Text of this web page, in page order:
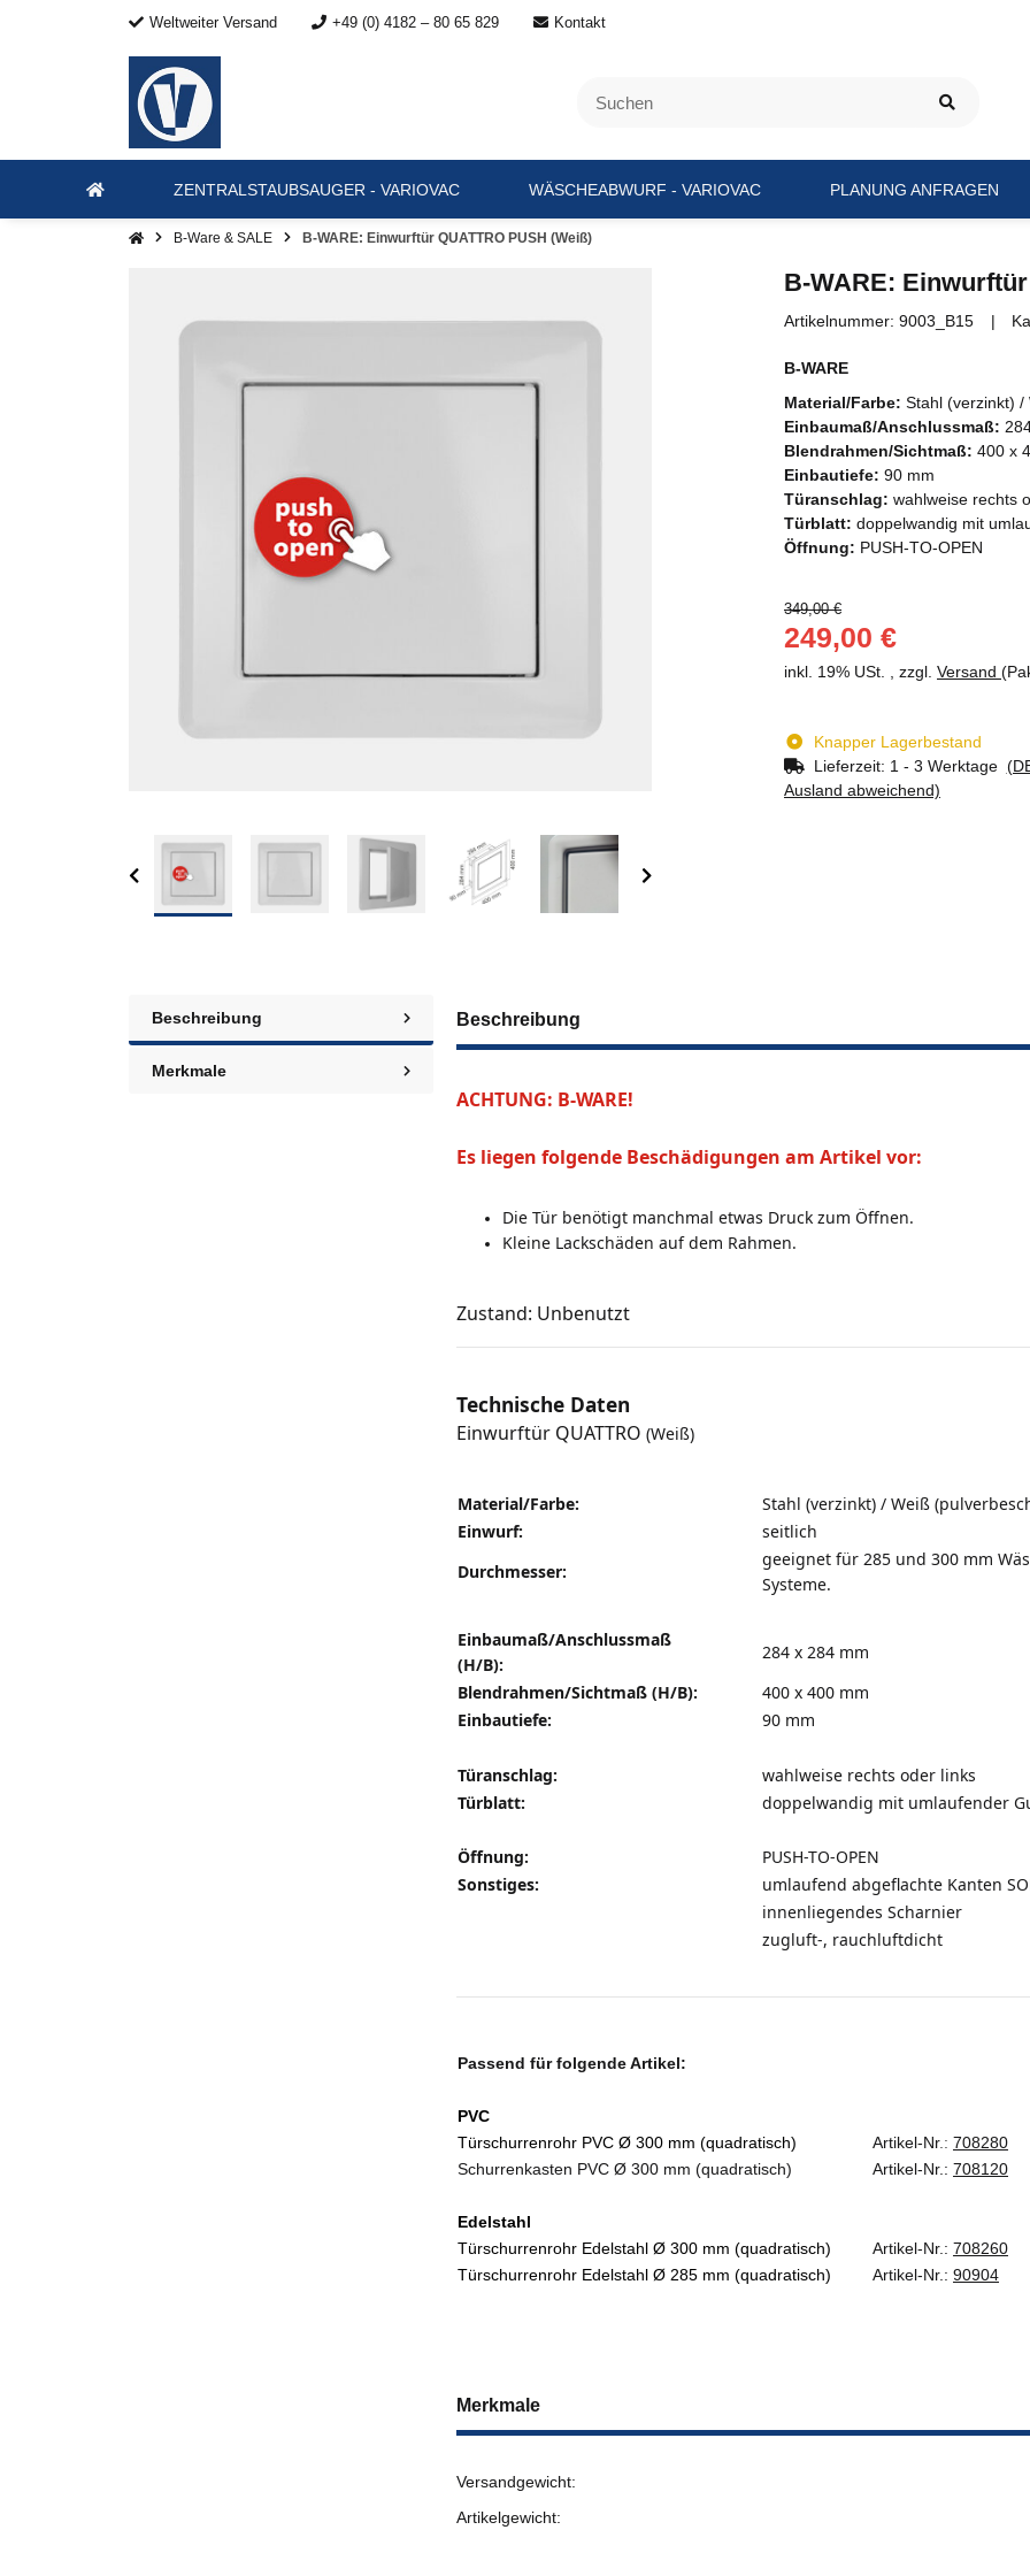
Weltweiter Versand +49 (0) 4182 – 80 65 829 Kontakt
ZENTRALSTAUBSAUGER - VARIOVAC WÄSCHEABWURF - VARIOVAC PLANUNG ANFRAGEN
B-Ware & SALE B-WARE: Einwurftür QUATTRO PUSH (Weiß)
B-WARE:
Artikelnummer: 9003_B15
B-WARE
Material/Farbe: Stahl (verzinkt) /
Einbaumaß/Anschlussmaß:
Blendrahmen/Sichtmaß: 400 x
Einbautiefe: 90 mm
Türanschlag: wahlweise rechts
Türblatt: doppelwandig mit
Öffnung: PUSH-TO-OPEN
349,00 €
249,00 €
inkl. 19% USt. , zzgl. Versand
Knapper Lagerbestand
Lieferzeit: 1 - 3 Werktage
Ausland abweichend)
Beschreibung
Merkmale
Beschreibung
ACHTUNG: B-WARE!
Es liegen folgende Beschädigungen am Artikel vor:
Die Tür benötigt manchmal etwas Druck zum Öffnen.
Kleine Lackschäden auf dem Rahmen.
Zustand: Unbenutzt
Technische Daten
Einwurftür QUATTRO (Weiß)
Material/Farbe:
Stahl (verzinkt) / Weiß
Einwurf:
seitlich
Durchmesser:
geeignet für 285 und 300 mm
Systeme.
Einbaumaß/Anschlussmaß
(H/B):
284 x 284 mm
Blendrahmen/Sichtmaß (H/B):
400 x 400 mm
Einbautiefe:
90 mm
Türanschlag:
wahlweise rechts oder links
Türblatt:
doppelwandig mit umlaufender
Öffnung:
PUSH-TO-OPEN
Sonstiges:
umlaufend abgeflachte Kanten
innenliegendes Scharnier
zugluft-, rauchluftdicht
Passend für folgende Artikel:
PVC
Türschurrenrohr PVC Ø 300 mm (quadratisch)
Artikel-Nr.: 708280
Schurrenkasten PVC Ø 300 mm (quadratisch)
Artikel-Nr.: 708120
Edelstahl
Türschurrenrohr Edelstahl Ø 300 mm (quadratisch)
Artikel-Nr.: 708260
Türschurrenrohr Edelstahl Ø 285 mm (quadratisch)
Artikel-Nr.: 90904
Merkmale
Versandgewicht:
Artikelgewicht: